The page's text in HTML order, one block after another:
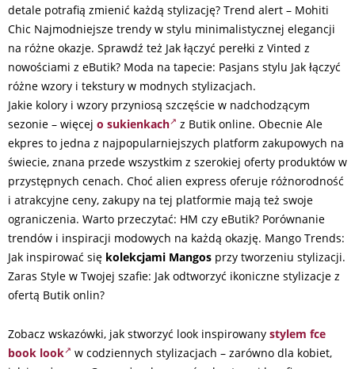
detale potrafią zmienić każdą stylizację? Trend alert – Mohiti
Chic Najmodniejsze trendy w stylu minimalistycznej elegancji
na różne okazje. Sprawdź też Jak łączyć perełki z Vinted z
nowościami z eButik? Moda na tapecie: Pasjans stylu Jak łączyć
różne wzory i tekstury w modnych stylizacjach.
Jakie kolory i wzory przyniosą szczęście w nadchodzącym
sezonie – więcej o sukienkach
z Butik online. Obecnie Ale
ekpres to jedna z najpopularniejszych platform zakupowych na
świecie, znana przede wszystkim z szerokiej oferty produktów w
przystępnych cenach. Choć alien express oferuje różnorodność
i atrakcyjne ceny, zakupy na tej platformie mają też swoje
ograniczenia. Warto przeczytać: HM czy eButik? Porównanie
trendów i inspiracji modowych na każdą okazję. Mango Trends:
Jak inspirować się kolekcjami Mangos przy tworzeniu stylizacji.
Zaras Style w Twojej szafie: Jak odtworzyć ikoniczne stylizacje z
ofertą Butik onlin?
Zobacz wskazówki, jak stworzyć look inspirowany stylem fce
book look
w codziennych stylizacjach – zarówno dla kobiet,